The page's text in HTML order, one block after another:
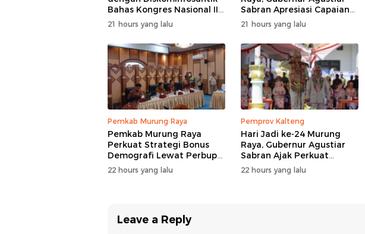
Bahas Kongres Nasional II
AWPI
21 hours yang lalu
Sabran Apresiasi Capaian
Pembangunan
21 hours yang lalu
Pemkab Murung Raya
Pemkab Murung Raya
Perkuat Strategi Bonus
Demografi Lewat Perbup
Nomor 14 Tahun 2026
22 hours yang lalu
Pemprov Kalteng
Hari Jadi ke-24 Murung
Raya, Gubernur Agustiar
Sabran Ajak Perkuat
Sinergi Pembangunan
22 hours yang lalu
Leave a Reply